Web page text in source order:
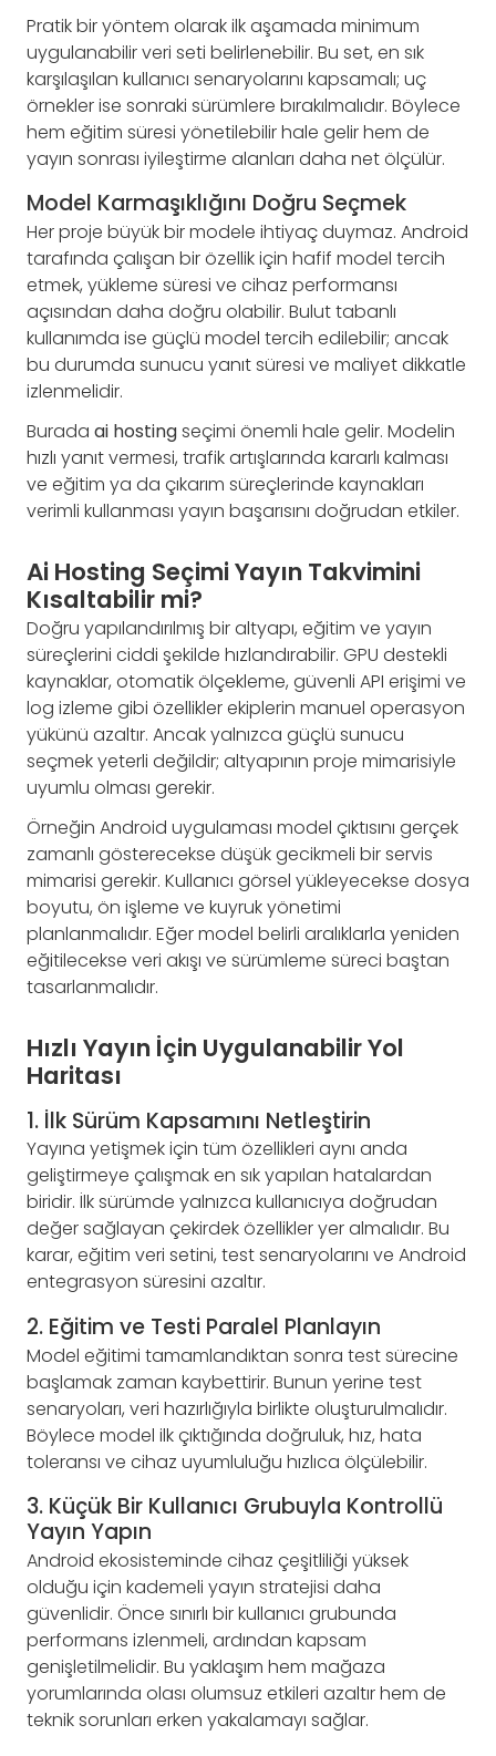
Pratik bir yöntem olarak ilk aşamada minimum
uygulanabilir veri seti belirlenebilir. Bu set, en sık
karşılaşılan kullanıcı senaryolarını kapsamalı; uç
örnekler ise sonraki sürümlere bırakılmalıdır. Böylece
hem eğitim süresi yönetilebilir hale gelir hem de
yayın sonrası iyileştirme alanları daha net ölçülür.
Model Karmaşıklığını Doğru Seçmek
Her proje büyük bir modele ihtiyaç duymaz. Android
tarafında çalışan bir özellik için hafif model tercih
etmek, yükleme süresi ve cihaz performansı
açısından daha doğru olabilir. Bulut tabanlı
kullanımda ise güçlü model tercih edilebilir; ancak
bu durumda sunucu yanıt süresi ve maliyet dikkatle
izlenmelidir.
Burada ai hostingseçimi önemli hale gelir. Modelin
hızlı yanıt vermesi, trafik artışlarında kararlı kalması
ve eğitim ya da çıkarım süreçlerinde kaynakları
verimli kullanması yayın başarısını doğrudan etkiler.
Ai Hosting Seçimi Yayın Takvimini
Kısaltabilir mi?
Doğru yapılandırılmış bir altyapı, eğitim ve yayın
süreçlerini ciddi şekilde hızlandırabilir. GPU destekli
kaynaklar, otomatik ölçekleme, güvenli API erişimi ve
log izleme gibi özellikler ekiplerin manuel operasyon
yükünü azaltır. Ancak yalnızca güçlü sunucu
seçmek yeterli değildir; altyapının proje mimarisiyle
uyumlu olması gerekir.
Örneğin Android uygulaması model çıktısını gerçek
zamanlı gösterecekse düşük gecikmeli bir servis
mimarisi gerekir. Kullanıcı görsel yükleyecekse dosya
boyutu, ön işleme ve kuyruk yönetimi
planlanmalıdır. Eğer model belirli aralıklarla yeniden
eğitilecekse veri akışı ve sürümleme süreci baştan
tasarlanmalıdır.
Hızlı Yayın İçin Uygulanabilir Yol
Haritası
1. İlk Sürüm Kapsamını Netleştirin
Yayına yetişmek için tüm özellikleri aynı anda
geliştirmeye çalışmak en sık yapılan hatalardan
biridir. İlk sürümde yalnızca kullanıcıya doğrudan
değer sağlayan çekirdek özellikler yer almalıdır. Bu
karar, eğitim veri setini, test senaryolarını ve Android
entegrasyon süresini azaltır.
2. Eğitim ve Testi Paralel Planlayın
Model eğitimi tamamlandıktan sonra test sürecine
başlamak zaman kaybettirir. Bunun yerine test
senaryoları, veri hazırlığıyla birlikte oluşturulmalıdır.
Böylece model ilk çıktığında doğruluk, hız, hata
toleransı ve cihaz uyumluluğu hızlıca ölçülebilir.
3. Küçük Bir Kullanıcı Grubuyla Kontrollü
Yayın Yapın
Android ekosisteminde cihaz çeşitliliği yüksek
olduğu için kademeli yayın stratejisi daha
güvenlidir. Önce sınırlı bir kullanıcı grubunda
performans izlenmeli, ardından kapsam
genişletilmelidir. Bu yaklaşım hem mağaza
yorumlarında olası olumsuz etkileri azaltır hem de
teknik sorunları erken yakalamayı sağlar.